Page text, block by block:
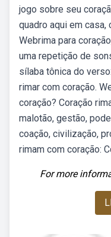
jogo sobre seu
quadro aqui em casa,
Webrima para
uma repetição de
sílaba tônica do
rimar com coração.
coração? Coração
malotão, gestão,
coação, civilização,
rimam com coração:
For more